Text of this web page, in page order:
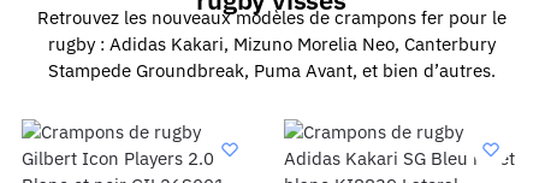
Retrouvez les nouveaux modèles de crampons fer pour le
rugby : Adidas Kakari, Mizuno Morelia Neo, Canterbury
Stampede Groundbreak, Puma Avant, et bien d’autres.